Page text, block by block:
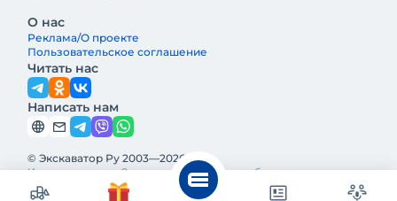
О нас
Реклама/О проекте
Пользовательское соглашение
Читать нас
Написать нам
© Экскаватор Ру 2003—2026
Интернет-журнал Строительная техника и оборудование —
ведущее издание о строительной технике и оборудовании в
России. Реклама и информация на Экскаватор.Ру